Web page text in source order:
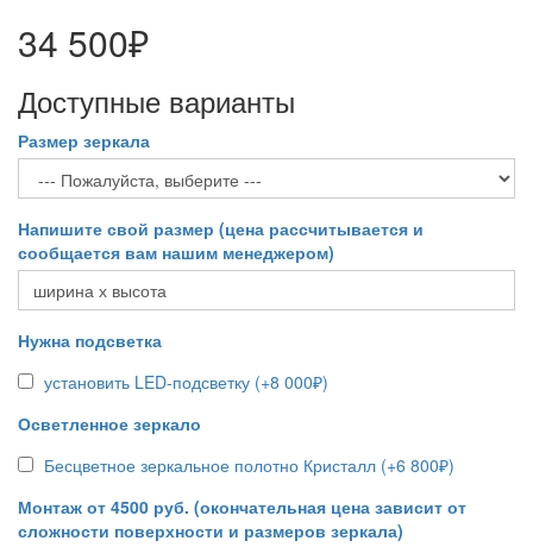
34 500₽
Доступные варианты
Размер зеркала
Напишите свой размер (цена рассчитывается и
сообщается вам нашим менеджером)
Нужна подсветка
установить LED-подсветку (+8 000₽)
Осветленное зеркало
Бесцветное зеркальное полотно Кристалл (+6 800₽)
Монтаж от 4500 руб. (окончательная цена зависит от
сложности поверхности и размеров зеркала)